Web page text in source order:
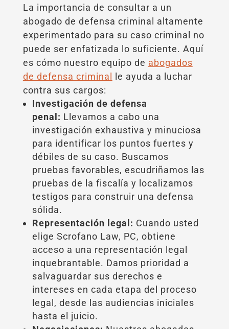
La importancia de consultar a un
abogado de defensa criminal altamente
experimentado para su caso criminal no
puede ser enfatizada lo suficiente. Aquí
es cómo nuestro equipo de abogados
de defensa criminal
le ayuda a luchar
contra sus cargos:
Investigación de defensa
penal: Llevamos a cabo una
investigación exhaustiva y minuciosa
para identificar los puntos fuertes y
débiles de su caso. Buscamos
pruebas favorables, escudriñamos las
pruebas de la fiscalía y localizamos
testigos para construir una defensa
sólida.
Representación legal: Cuando usted
elige Scrofano Law, PC, obtiene
acceso a una representación legal
inquebrantable. Damos prioridad a
salvaguardar sus derechos e
intereses en cada etapa del proceso
legal, desde las audiencias iniciales
hasta el juicio.